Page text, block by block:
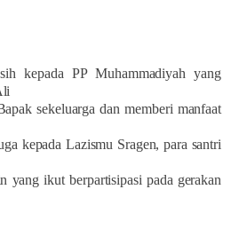
kepada PP Muhammadiyah yang
sekeluarga dan memberi manfaat
kepada Lazismu Sragen, para santri
yang ikut berpartisipasi pada gerakan